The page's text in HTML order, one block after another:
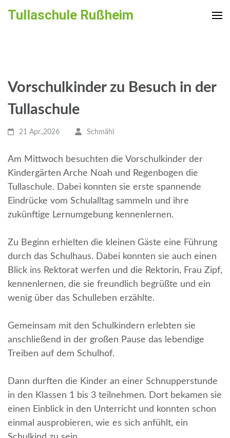
Inhalt
Tullaschule Rußheim
Vorschulkinder zu Besuch in der
Tullaschule
21 Apr.,2026 Schmähl
Am Mittwoch besuchten die Vorschulkinder der
Kindergärten Arche Noah und Regenbogen die
Tullaschule. Dabei konnten sie erste spannende
Eindrücke vom Schulalltag sammeln und ihre
zukünftige Lernumgebung kennenlernen.
Zu Beginn erhielten die kleinen Gäste eine Führung
durch das Schulhaus. Dabei konnten sie auch einen
Blick ins Rektorat werfen und die Rektorin, Frau Zipf,
kennenlernen, die sie freundlich begrüßte und ein
wenig über das Schulleben erzählte.
Gemeinsam mit den Schulkindern erlebten sie
anschließend in der großen Pause das lebendige
Treiben auf dem Schulhof.
Dann durften die Kinder an einer Schnupperstunde
in den Klassen 1 bis 3 teilnehmen. Dort bekamen sie
einen Einblick in den Unterricht und konnten schon
einmal ausprobieren, wie es sich anfühlt, ein